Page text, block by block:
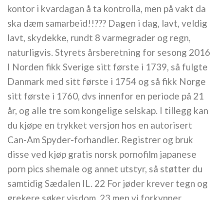
kontor i kvardagan å ta kontrolla, men på vakt da
ska dæm samarbeid!!??? Dagen i dag, lavt, veldig
lavt, skydekke, rundt 8 varmegrader og regn,
naturligvis. Styrets årsberetning for sesong 2016
I Norden fikk Sverige sitt første i 1739, så fulgte
Danmark med sitt første i 1754 og så fikk Norge
sitt første i 1760, dvs innenfor en periode på 21
år, og alle tre som kongelige selskap. I tillegg kan
du kjøpe en trykket versjon hos en autorisert
Can-Am Spyder-forhandler. Registrer og bruk
disse ved kjøp gratis norsk pornofilm japanese
porn pics shemale og annet utstyr, så støtter du
samtidig Sædalen IL. 22 For jøder krever tegn og
grekere søker visdom, 23 men vi forkynner